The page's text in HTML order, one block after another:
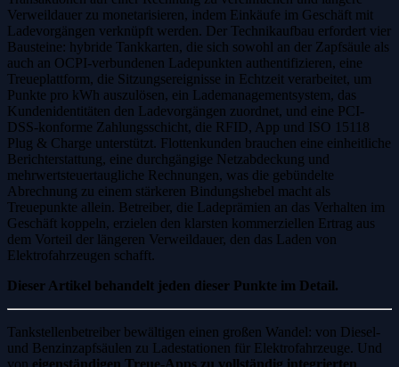
Verweildauer zu monetarisieren, indem Einkäufe im Geschäft mit
Ladevorgängen verknüpft werden. Der Technikaufbau erfordert vier
Bausteine: hybride Tankkarten, die sich sowohl an der Zapfsäule als
auch an OCPI-verbundenen Ladepunkten authentifizieren, eine
Treueplattform, die Sitzungsereignisse in Echtzeit verarbeitet, um
Punkte pro kWh auszulösen, ein Lademanagementsystem, das
Kundenidentitäten den Ladevorgängen zuordnet, und eine PCI-
DSS-konforme Zahlungsschicht, die RFID, App und ISO 15118
Plug & Charge unterstützt. Flottenkunden brauchen eine einheitliche
Berichterstattung, eine durchgängige Netzabdeckung und
mehrwertsteuertaugliche Rechnungen, was die gebündelte
Abrechnung zu einem stärkeren Bindungshebel macht als
Treuepunkte allein. Betreiber, die Ladeprämien an das Verhalten im
Geschäft koppeln, erzielen den klarsten kommerziellen Ertrag aus
dem Vorteil der längeren Verweildauer, den das Laden von
Elektrofahrzeugen schafft.
Dieser Artikel behandelt jeden dieser Punkte im Detail.
Tankstellenbetreiber bewältigen einen großen Wandel: von Diesel-
und Benzinzapfsäulen zu Ladestationen für Elektrofahrzeuge. Und